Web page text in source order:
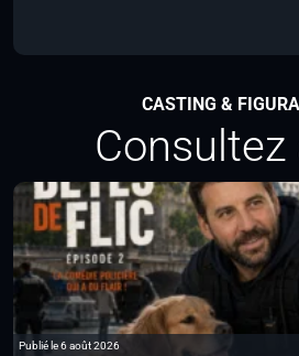
CASTING &
Consultez
Publié le 6 août 2026